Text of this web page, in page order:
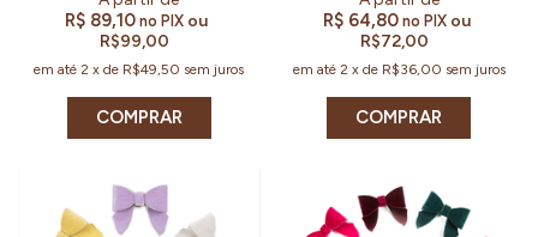
R$ 89,10 no PIX ou
R$99,00
em até2 xde R$49,50 sem juros
COMPRAR
R$ 64,80no PIX ou
R$72,00
em até 2 x de R$36,00 sem juros
COMPRAR